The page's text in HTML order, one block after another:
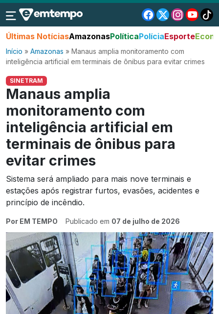
Últimas NotíciasAmazonasPolíticaPolíciaEsporte
Início » Amazonas » Manaus amplia monitoramento com
inteligência artificial em terminais de ônibus para evitar crimes
SINETRAM
Manaus amplia
monitoramento com
inteligência artificial em
terminais de ônibus para
evitar crimes
Sistema será ampliado para mais nove terminais e
estações após registrar furtos, evasões, acidentes e
princípio de incêndio.
Por EM TEMPO Publicado em 07 de julho de 2026